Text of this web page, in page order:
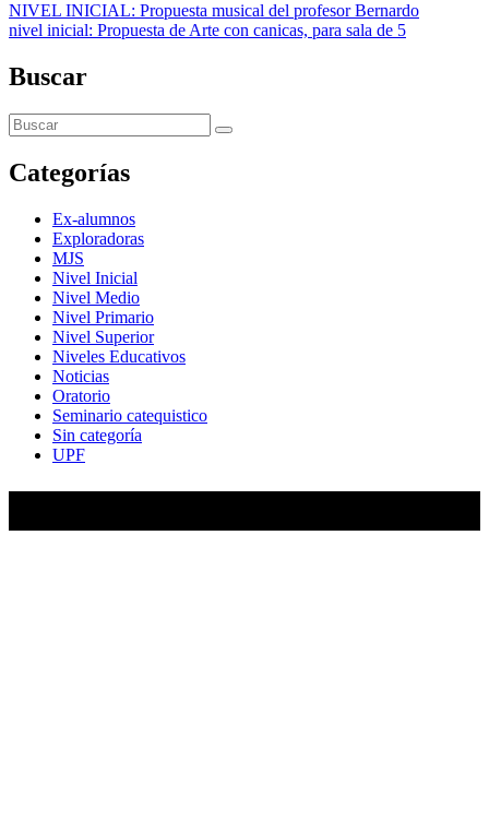
NIVEL INICIAL: Propuesta musical del profesor Bernardo
nivel inicial: Propuesta de Arte con canicas, para sala de 5
Buscar
Categorías
Ex-alumnos
Exploradoras
MJS
Nivel Inicial
Nivel Medio
Nivel Primario
Nivel Superior
Niveles Educativos
Noticias
Oratorio
Seminario catequistico
Sin categoría
UPF